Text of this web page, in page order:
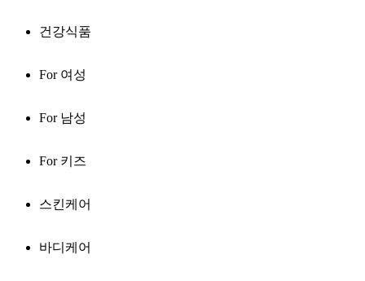
건강식품
For 여성
For 남성
For 키즈
스킨케어
바디케어